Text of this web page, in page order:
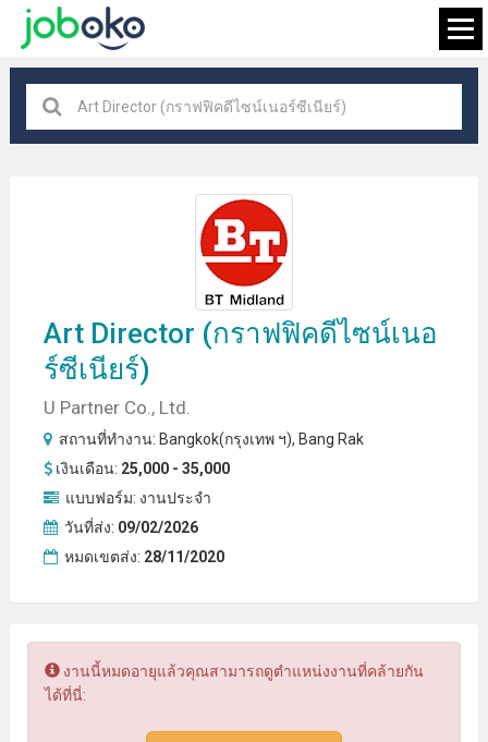
กำลังมองหางาน
Art Director (กราฟฟิคดีไซน์เนอ
ร์ซีเนียร์)
U Partner Co., Ltd.
สถานที่ทำงาน: Bangkok(กรุงเทพ ฯ), Bang Rak
เงินเดือน: 25,000 - 35,000
แบบฟอร์ม: งานประจำ
วันที่ส่ง: 09/02/2026
หมดเขตส่ง: 28/11/2020
งานนี้หมดอายุแล้วคุณสามารถดูตำแหน่งงานที่คล้ายกัน
ได้ที่นี่: